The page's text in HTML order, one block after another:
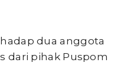
dua anggota
dari pihak Puspom